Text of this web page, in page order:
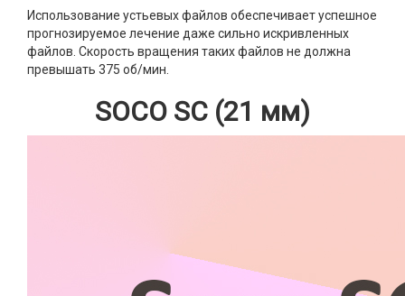
Использование устьевых файлов обеспечивает успешное
прогнозируемое лечение даже сильно искривленных
файлов. Скорость вращения таких файлов не должна
превышать 375 об/мин.
SOCO SC (21 мм)